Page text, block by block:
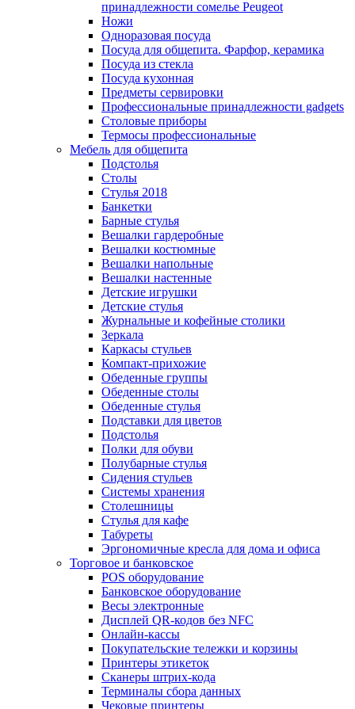
принадлежности сомелье Peugeot
Ножи
Одноразовая посуда
Посуда для общепита. Фарфор, керамика
Посуда из стекла
Посуда кухонная
Предметы сервировки
Профессиональные принадлежности gadgets
Столовые приборы
Термосы профессиональные
Мебель для общепита
Подстолья
Столы
Стулья 2018
Банкетки
Барные стулья
Вешалки гардеробные
Вешалки костюмные
Вешалки напольные
Вешалки настенные
Детские игрушки
Детские стулья
Журнальные и кофейные столики
Зеркала
Каркасы стульев
Компакт-прихожие
Обеденные группы
Обеденные столы
Обеденные стулья
Подставки для цветов
Подстолья
Полки для обуви
Полубарные стулья
Сидения стульев
Системы хранения
Столешницы
Стулья для кафе
Табуреты
Эргономичные кресла для дома и офиса
Торговое и банковское
POS оборудование
Банковское оборудование
Весы электронные
Дисплей QR-кодов без NFC
Онлайн-кассы
Покупательские тележки и корзины
Принтеры этикеток
Сканеры штрих-кода
Терминалы сбора данных
Чековые принтеры